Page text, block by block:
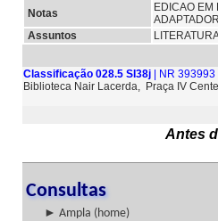
Notas
EDICAO EM
Assuntos
Classificação 028.5 SI38j | NR
Biblioteca Nair Lacerda, Praça IV
Antes
Consultas
► Ampla (home)